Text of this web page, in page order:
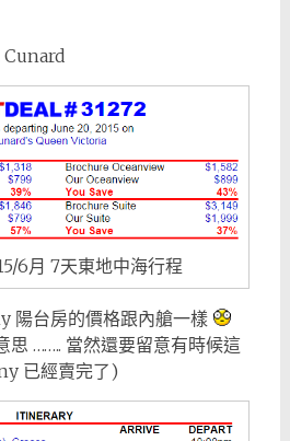
Cunard
6月 7天東地中海行程
陽台房的價格跟內艙一樣
思 …….. 當然還要留意有時候這
已經賣完了)